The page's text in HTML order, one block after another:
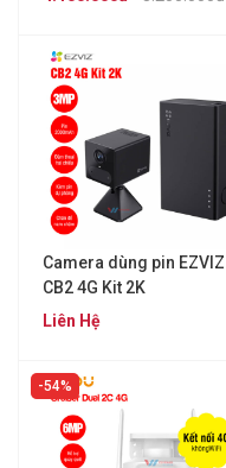
Camera dùng pin EZVIZ
CB2 4G Kit 2K
Liên Hệ
54%